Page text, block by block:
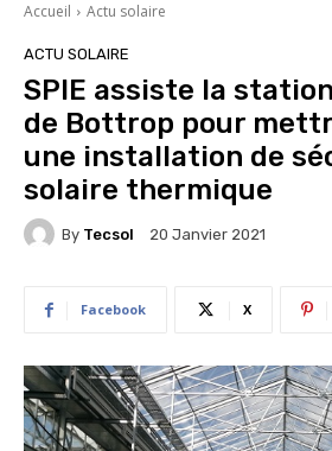
Accueil Actu solaire
ACTU SOLAIRE
SPIE assiste la
de Bottrop pour
une installation de
solaire thermique
By Tecsol 20 Janvier 2021
Facebook X